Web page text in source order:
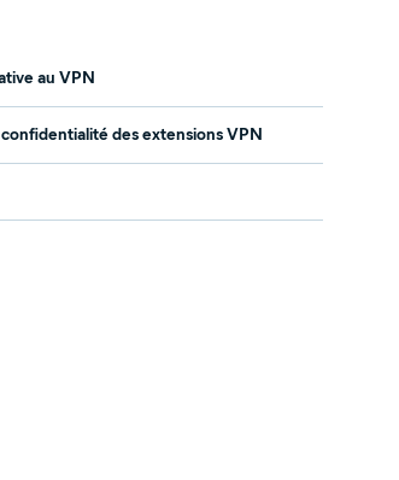
au VPN
des extensions VPN